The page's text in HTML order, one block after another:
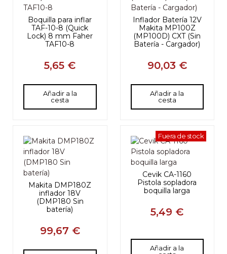
Boquilla para inflar
TAF-10-8 (Quick
Lock) 8 mm Faher
TAF10-8
5,65 €
Añadir a la
cesta
Inflador Batería 12V
Makita MP100Z
(MP100D) CXT (Sin
Batería - Cargador)
90,03 €
Añadir a la
cesta
Makita DMP180Z
inflador 18V
(DMP180 Sin
batería)
99,67 €
Fuera de stock
Cevik CA-1160
Pistola sopladora
boquilla larga
5,49 €
Añadir a la